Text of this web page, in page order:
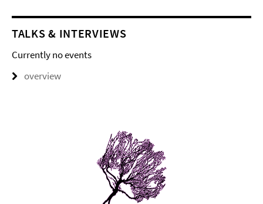
TALKS & INTERVIEWS
Currently no events
overview